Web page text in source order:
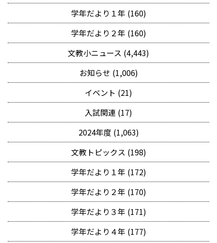
学年だより１年 (160)
学年だより２年 (160)
文教小ニュース (4,443)
お知らせ (1,006)
イベント (21)
入試関連 (17)
2024年度 (1,063)
文教トピックス (198)
学年だより１年 (172)
学年だより２年 (170)
学年だより３年 (171)
学年だより４年 (177)